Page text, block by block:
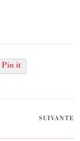
Pin it
SUIVANTE